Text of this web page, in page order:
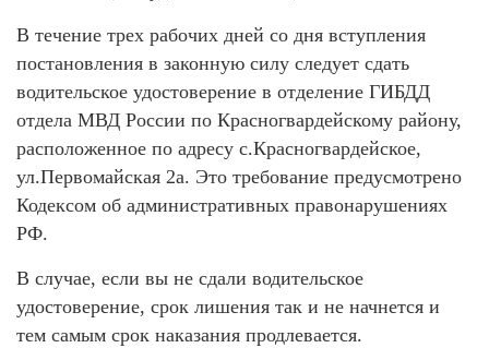
В течение трех рабочих дней со дня вступления
постановления в законную силу следует сдать
водительское удостоверение в отделение ГИБДД
отдела МВД России по Красногвардейскому району,
расположенное по адресу с.Красногвардейское,
ул.Первомайская 2а. Это требование предусмотрено
Кодексом об административных правонарушениях
РФ.
В случае, если вы не сдали водительское
удостоверение, срок лишения так и не начнется и
тем самым срок наказания продлевается.